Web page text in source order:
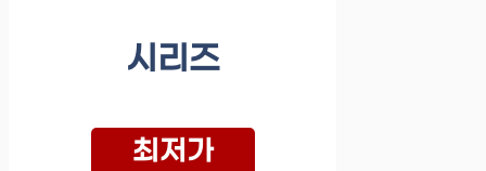
시리즈
최저가